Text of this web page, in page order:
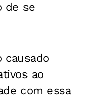
de se
ao
com essa